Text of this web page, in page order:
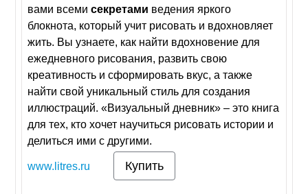
вами всемисекретами ведения яркого
блокнота, который учит рисовать и вдохновляет
жить. Вы узнаете, как найти вдохновение для
ежедневного рисования, развить свою
креативность и сформировать вкус, а также
найти свой уникальный стиль для создания
иллюстраций. «Визуальный дневник» – это книга
для тех, кто хочет научиться рисовать истории и
делиться ими с другими.
www.litres.ru Купить